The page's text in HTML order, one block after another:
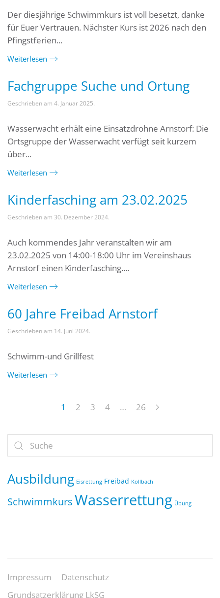
Der diesjährige Schwimmkurs ist voll besetzt, danke
für Euer Vertrauen. Nächster Kurs ist 2026 nach den
Pfingstferien...
Weiterlesen
Fachgruppe Suche und Ortung
Geschrieben am 4. Januar 2025.
Wasserwacht erhält eine Einsatzdrohne Arnstorf: Die
Ortsgruppe der Wasserwacht verfügt seit kurzem
über...
Weiterlesen
Kinderfasching am 23.02.2025
Geschrieben am 30. Dezember 2024.
Auch kommendes Jahr veranstalten wir am
23.02.2025 von 14:00-18:00 Uhr im Vereinshaus
Arnstorf einen Kinderfasching....
Weiterlesen
60 Jahre Freibad Arnstorf
Geschrieben am 14. Juni 2024.
Schwimm-und Grillfest
Weiterlesen
1 2 3 4 … 26
Ausbildung Eisrettung Freibad Kollbach
SchwimmkursWasserrettung Übung
Impressum
Datenschutz
Grundsatzerklärung LkSG